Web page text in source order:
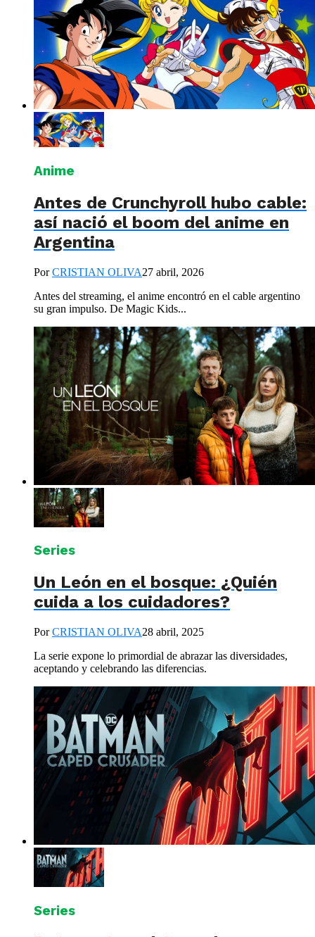
Anime
Antes de Crunchyroll hubo cable:
así nació el boom del anime en
Argentina
PorCRISTIAN OLIVA27 abril, 2026
Antes del streaming, el anime encontró en el cable argentino
su gran impulso. De Magic Kids...
Series
Un León en el bosque: ¿Quién
cuida a los cuidadores?
PorCRISTIAN OLIVA28 abril, 2025
La serie expone lo primordial de abrazar las diversidades,
aceptando y celebrando las diferencias.
Series